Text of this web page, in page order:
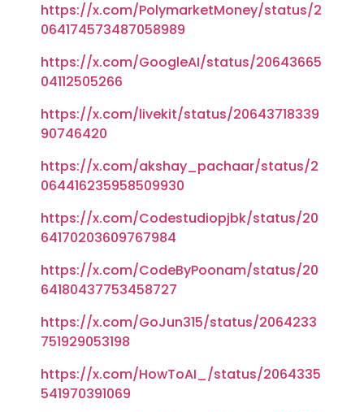
https://x.com/PolymarketMoney/status/2
064174573487058989
https://x.com/GoogleAI/status/20643665
04112505266
https://x.com/livekit/status/20643718339
90746420
https://x.com/akshay_pachaar/status/2
064416235958509930
https://x.com/Codestudiopjbk/status/20
64170203609767984
https://x.com/CodeByPoonam/status/20
64180437753458727
https://x.com/GoJun315/status/2064233
751929053198
https://x.com/HowToAI_/status/2064335
541970391069